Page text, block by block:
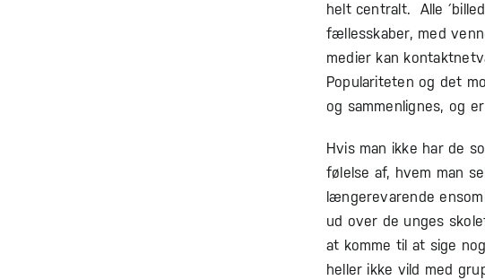
helt centralt. Alle
fællesskaber, med
medier kan
Populariteten og det
og sammenlignes, og
Hvis man ikke har de
følelse af, hvem man
længerevarende
ud over de unges
at komme til at sige
heller ikke vild med